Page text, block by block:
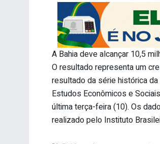
A Bahia deve alcançar 10,5
O resultado representa um
resultado da série histórica
Estudos Econômicos e
última terça-feira (10). Os
realizado pelo Instituto